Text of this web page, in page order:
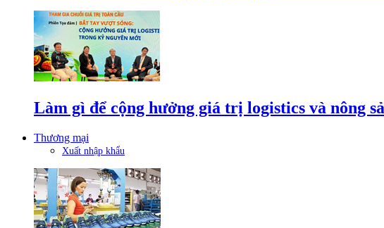
Làm gì để cộng hưởng giá trị logistics và nông
Thương mại
Xuất nhập khẩu